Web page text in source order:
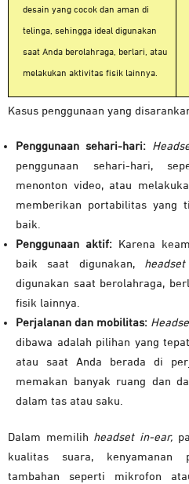
desain yang cocok dan aman di
telinga, sehingga ideal digunakan
saat Anda berolahraga, berlari, atau
melakukan aktivitas fisik lainnya.
Kasus penggunaan yang
Penggunaan sehari-hari:
penggunaan sehari-hari,
menonton video, atau
memberikan portabilitas yang
baik.
Penggunaan aktif: Karena
baik saat digunakan,
digunakan saat berolahraga,
fisik lainnya.
Perjalanan dan mobilitas:
dibawa adalah pilihan yang
atau saat Anda berada di
memakan banyak ruang dan
dalam tas atau saku.
Dalam memilih headset in-ear,
kualitas suara, kenyamanan
tambahan seperti mikrofon